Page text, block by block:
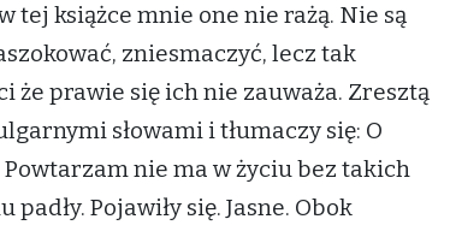
książce mnie one nie rażą. Nie są
zniesmaczyć, lecz tak
prawie się ich nie zauważa. Zresztą
słowami i tłumaczy się: O
nie ma w życiu bez takich
Pojawiły się. Jasne. Obok